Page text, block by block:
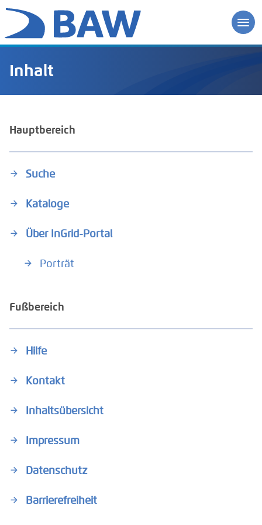
Inhalt
Hauptbereich
Suche
Kataloge
Über InGrid-Portal
Porträt
Fußbereich
Hilfe
Kontakt
Inhaltsübersicht
Impressum
Datenschutz
Barrierefreiheit